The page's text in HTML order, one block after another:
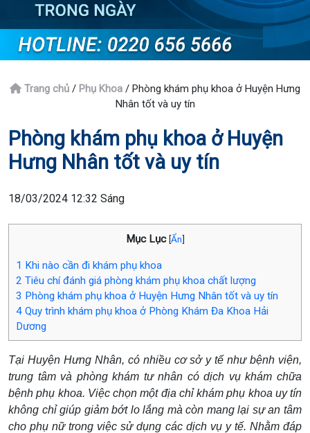
Trang chủ / Phụ Khoa / Phòng khám phụ khoa ở Huyện Hưng
Nhân tốt và uy tín
Phòng khám phụ khoa ở Huyện
Hưng Nhân tốt và uy tín
18/03/2024 12:32 Sáng
Mục Lục [Ẩn]
1 Khi nào cần đi khám phụ khoa
2 Tiêu chí đánh giá phòng khám phụ khoa chất lượng
3 Phòng khám phụ khoa ở Huyện Hưng Nhân tốt và uy tín
4 Quy trình khám phụ khoa ở Phòng Khám Đa Khoa Hải
Dương
Tại Huyện Hưng Nhân, có nhiều cơ sở y tế như bệnh viện,
trung tâm và phòng khám tư nhân có dịch vụ khám chữa
bệnh phụ khoa. Việc chọn một địa chỉ khám phụ khoa uy tín
không chỉ giúp giảm bớt lo lắng mà còn mang lại sự an tâm
cho phụ nữ trong việc sử dụng các dịch vụ y tế. Nhằm đáp